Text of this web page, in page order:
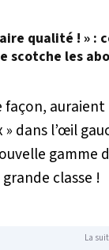
qualité ! » :
scotche les
» dans l’œil
gamme
classe !
La